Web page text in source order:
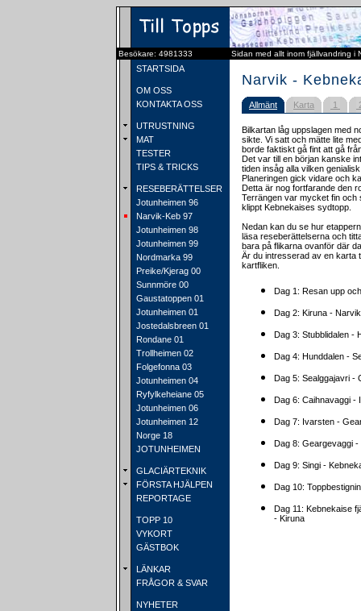
Besökare: 4981333 Sidan med allt inom fjällvandring i
STARTSIDA
OM OSS
KONTAKTA OSS
UTRUSTNING
MAT
TESTER
TIPS & TRICKS
RESEBERÄTTELSER
Jotunheimen 96
Narvik-Keb 97
Jotunheimen 98
Jotunheimen 99
Nordmarka 99
Preike/Kjerag 00
Sunnmöre 00
Gaustatoppen 01
Jotunheimen 01
Jostedalsbreen 01
Rondane 01
Trollheimen 02
Folgefonna 03
Jotunheimen 04
Ryfylkeheiane 05
Jotunheimen 06
Jotunheimen 12
Norge 18
JOTUNHEIMEN
GLACIÄRTEKNIK
FÖRSTA HJÄLPEN
REPORTAGE
TOPP 10
VYKORT
GÄSTBOK
LÄNKAR
FRÅGOR & SVAR
NYHETER
Narvik -
Allmänt Karta 1
Bilkartan låg uppslagen med
sikte. Vi satt och mätte lite
borde faktiskt gå fint att gå
Det var till en början kanske
tiden insåg alla vilken
Planeringen gick vidare och
Detta är nog fortfarande den
Terrängen var mycket fin och
klippt Kebnekaises sydtopp.
Nedan kan du se hur
läsa reseberättelserna och
bara på flikarna ovanför där
Är du intresserad av en karta
kartfliken.
Dag 1: Resan upp
Dag 2: Kiruna -
Dag 3: Stubblidalen -
Dag 4: Hunddalen -
Dag 5: Sealggajavri -
Dag 6: Caihnavaggi -
Dag 7: Ivarsten -
Dag 8: Geargevaggi -
Dag 9: Singi -
Dag 10:
Dag 11: Kebnekaise
- Kiruna